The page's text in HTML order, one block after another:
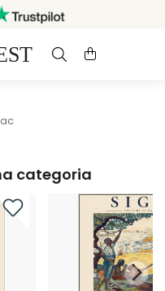
e devoluções grátis
categoria